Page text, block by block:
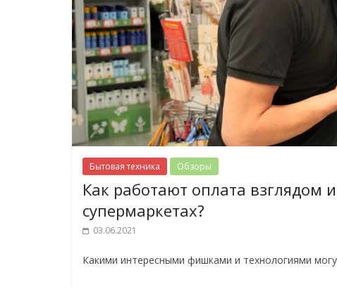
Бытовая техника Обзоры
Как работают оплата взглядом
супермаркетах?
03.06.2021
Какими интересными фишками и технологиями